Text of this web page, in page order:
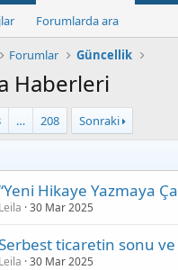
Forumlarda ara
Forumlar Güncellik
Haberleri
… 208 Sonraki
Hikaye Yazmaya
Leila 30 Mar 2025
ticaretin sonu
Leila 30 Mar 2025